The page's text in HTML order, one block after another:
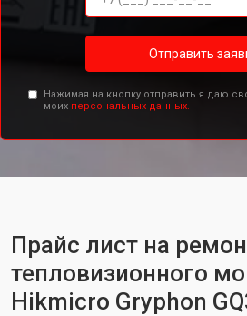
Отправить
Нажимая на кнопку отправить я даю
моих персональных данных.
Прайс лист на
тепловизионного
Hikmicro Gryphon